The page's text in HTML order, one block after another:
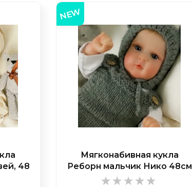
48
NEW
Мягконабивная кукла
Реборн мальчик Нико 48см